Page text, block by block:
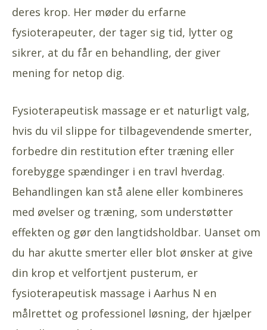
deres krop. Her møder du erfarne
fysioterapeuter, der tager sig tid, lytter og
sikrer, at du får en behandling, der giver
mening for netop dig.
Fysioterapeutisk massage er et naturligt valg,
hvis du vil slippe for tilbagevendende smerter,
forbedre din restitution efter træning eller
forebygge spændinger i en travl hverdag.
Behandlingen kan stå alene eller kombineres
med øvelser og træning, som understøtter
effekten og gør den langtidsholdbar. Uanset om
du har akutte smerter eller blot ønsker at give
din krop et velfortjent pusterum, er
fysioterapeutisk massage i Aarhus N en
målrettet og professionel løsning, der hjælper